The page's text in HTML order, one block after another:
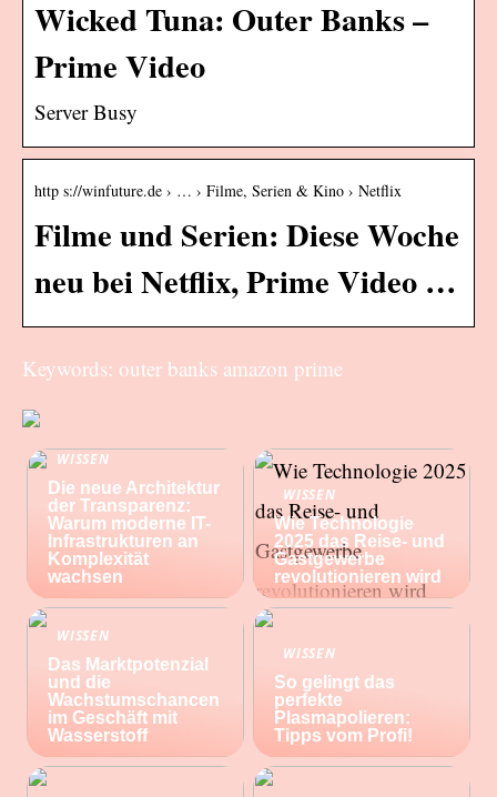
Wicked Tuna: Outer Banks –
Prime Video
Server Busy
http s://winfuture.de › … › Filme, Serien & Kino › Netflix
Filme und Serien: Diese Woche
neu bei Netflix, Prime Video …
Keywords: outer banks amazon prime
WISSEN
Die neue Architektur
der Transparenz:
Warum moderne IT-
Infrastrukturen an
Komplexität
wachsen
WISSEN
Wie Technologie
2025 das Reise- und
Gastgewerbe
revolutionieren wird
WISSEN
Das Marktpotenzial
und die
Wachstumschancen
im Geschäft mit
Wasserstoff
WISSEN
So gelingt das
perfekte
Plasmapolieren:
Tipps vom Profi!